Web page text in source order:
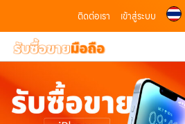
ติดต่อเรา เข้าสู่ระบบ